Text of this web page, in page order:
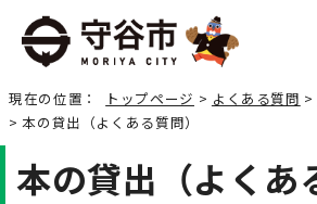
現在の位置： トップページ > よくある質問 >
> 本の貸出（よくある質問）
本の貸出（よくあ